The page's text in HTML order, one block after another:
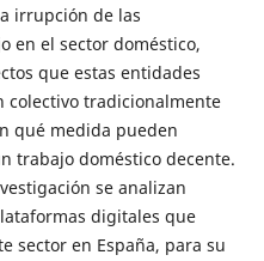
irrupción de las
en el sector doméstico,
que estas entidades
colectivo tradicionalmente
qué medida pueden
trabajo doméstico decente.
se analizan
digitales que
sector en España, para su